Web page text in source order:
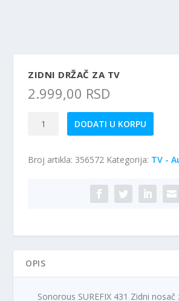
ZIDNI DRŽAČ ZA TV
2.999,00 RSD
Tv
DODATI U KORPU
Broj artikla: 356572 Kategorija: TV -
OPIS
Sonorous SUREFIX 431 Zidni nosač